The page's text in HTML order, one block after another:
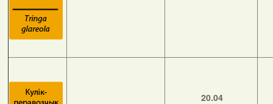
20.04